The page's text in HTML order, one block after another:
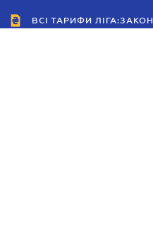
ВСІ ТАРИФИ ЛІГА:ЗАКОН